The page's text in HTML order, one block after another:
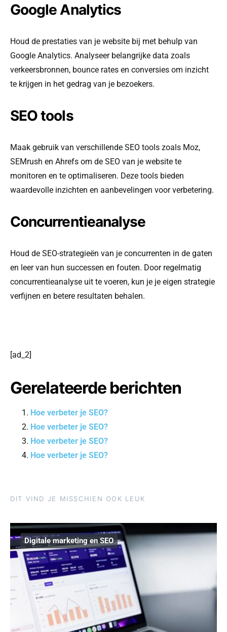
Google Analytics
Houd de prestaties van je website bij met behulp van
Google Analytics. Analyseer belangrijke data zoals
verkeersbronnen, bounce rates en conversies om inzicht
te krijgen in het gedrag van je bezoekers.
SEO tools
Maak gebruik van verschillende SEO tools zoals Moz,
SEMrush en Ahrefs om de SEO van je website te
monitoren en te optimaliseren. Deze tools bieden
waardevolle inzichten en aanbevelingen voor verbetering.
Concurrentieanalyse
Houd de SEO-strategieën van je concurrenten in de gaten
en leer van hun successen en fouten. Door regelmatig
concurrentieanalyse uit te voeren, kun je je eigen strategie
verfijnen en betere resultaten behalen.
[ad_2]
Gerelateerde berichten
Hoe verbeter je SEO?
Hoe verbeter je SEO?
Hoe verbeter je SEO?
Hoe verbeter je SEO?
DIT VIND JE MISSCHIEN OOK LEUK
Digitale marketing en SEO